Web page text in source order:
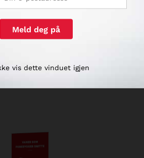
er: b 100 x h 60 cm (kan også
vis dette vinduet igjen